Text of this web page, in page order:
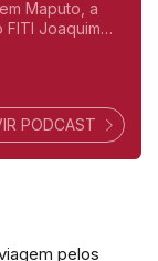
FITI Joaquim
deste
PODCAST
pelos